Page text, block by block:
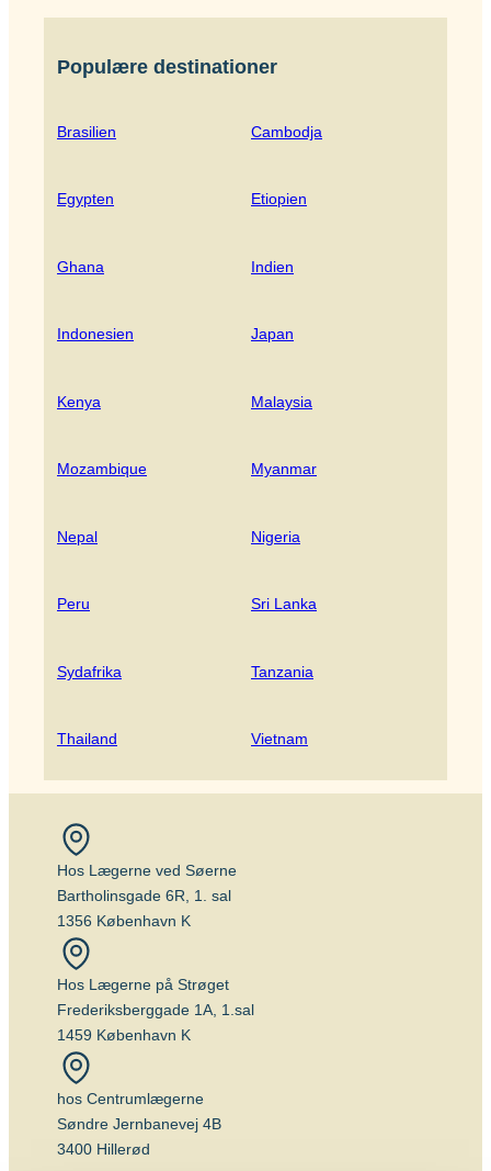
Populære destinationer
Brasilien Cambodja
Egypten Etiopien
Ghana Indien
Indonesien Japan
Kenya Malaysia
Mozambique Myanmar
Nepal Nigeria
Peru Sri Lanka
Sydafrika Tanzania
Thailand Vietnam
Hos Lægerne ved Søerne
Bartholinsgade 6R, 1. sal
1356 København K
Hos Lægerne på Strøget
Frederiksberggade 1A, 1.sal
1459 København K
hos Centrumlægerne
Søndre Jernbanevej 4B
3400 Hillerød